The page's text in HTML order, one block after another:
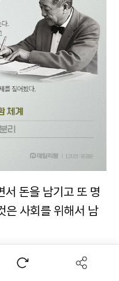
돈을 남기고 또 명
은 사회를 위해서 남
창업주 고(故) 유일